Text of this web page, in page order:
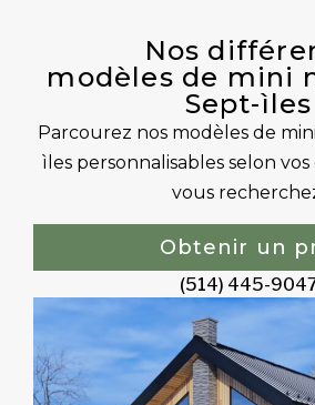
Nos
modèles de mini
Sept-ìles
Parcourez nos modèles de
ìles personnalisables selon
vous
Obtenir un
(514) 445-